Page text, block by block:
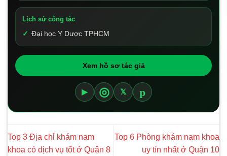
Lịch sử công tác
Đại học Y Dược TPHCM
Xem hồ sơ tác giả
▶ ◎ 𝕏 p
Top 3 Địa chỉ khám nam
khoa có dịch vụ tốt ở Quận 8
Top 6 Phòng khám nam khoa
uy tín nhất ở Quận 10